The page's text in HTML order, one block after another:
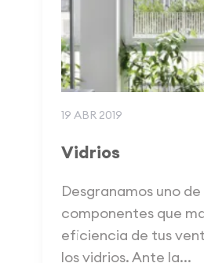
19 ABR 2019
Vidrios
Desgranamos uno de
componentes que
eficiencia de tus
los vidrios. Ante la...